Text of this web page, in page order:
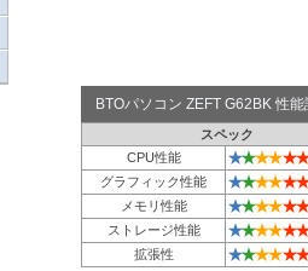
BTOパソコン ZEFT G62BK 性
スペック
CPU性能
★★★★★★
グラフィック性能 ★★★★★★
メモリ性能 ★★★★★★
ストレージ性能 ★★★★★★
拡張性 ★★★★★★